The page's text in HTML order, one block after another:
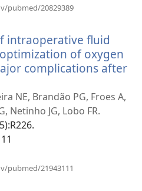
pubmed/20829389
intraoperative fluid
of oxygen
complications after
NE, Brandão PG, Froes A,
Netinho JG, Lobo FR.
pubmed/21943111